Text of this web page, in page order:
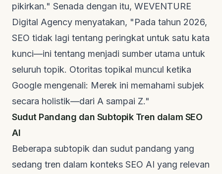
pikirkan." Senada dengan itu, WEVENTURE
Digital Agency menyatakan, "Pada tahun 2026,
SEO tidak lagi tentang peringkat untuk satu kata
kunci—ini tentang menjadi sumber utama untuk
seluruh topik. Otoritas topikal muncul ketika
Google mengenali: Merek ini memahami subjek
secara holistik—dari A sampai Z."
Sudut Pandang dan Subtopik Tren dalam SEO
AI
Beberapa subtopik dan sudut pandang yang
sedang tren dalam konteks SEO AI yang relevan